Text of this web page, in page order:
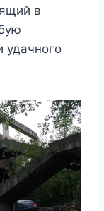
в
удачного